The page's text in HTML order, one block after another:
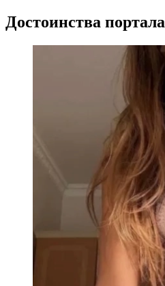
Достоинства портала